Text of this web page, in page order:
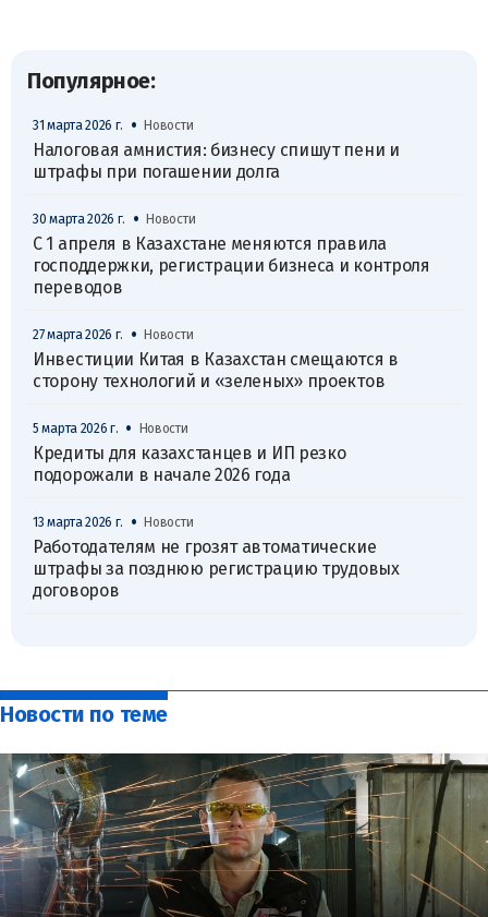
Популярное:
31 марта 2026 г. • Новости
Налоговая амнистия: бизнесу спишут пени и
штрафы при погашении долга
30 марта 2026 г. • Новости
С 1 апреля в Казахстане меняются правила
господдержки, регистрации бизнеса и контроля
переводов
27 марта 2026 г. • Новости
Инвестиции Китая в Казахстан смещаются в
сторону технологий и «зеленых» проектов
5 марта 2026 г. • Новости
Кредиты для казахстанцев и ИП резко
подорожали в начале 2026 года
13 марта 2026 г. • Новости
Работодателям не грозят автоматические
штрафы за позднюю регистрацию трудовых
договоров
Новости по теме